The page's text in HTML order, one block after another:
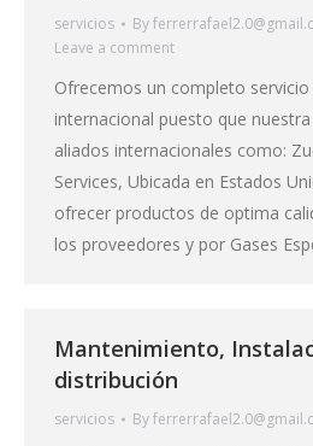
servicios By
Leave a comment
Ofrecemos un completo
internacional puesto que
aliados internacionales como:
Services, Ubicada en Estados
ofrecer productos de optima
los proveedores y por Gases
Mantenimiento,
distribución
servicios By